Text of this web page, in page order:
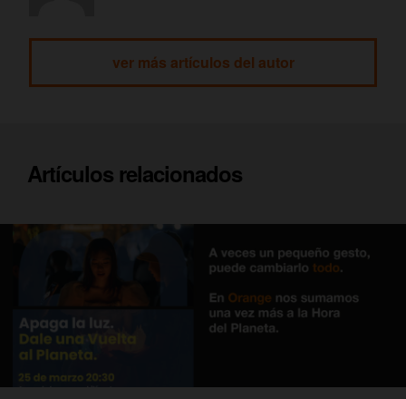
ver más artículos del autor
Artículos relacionados